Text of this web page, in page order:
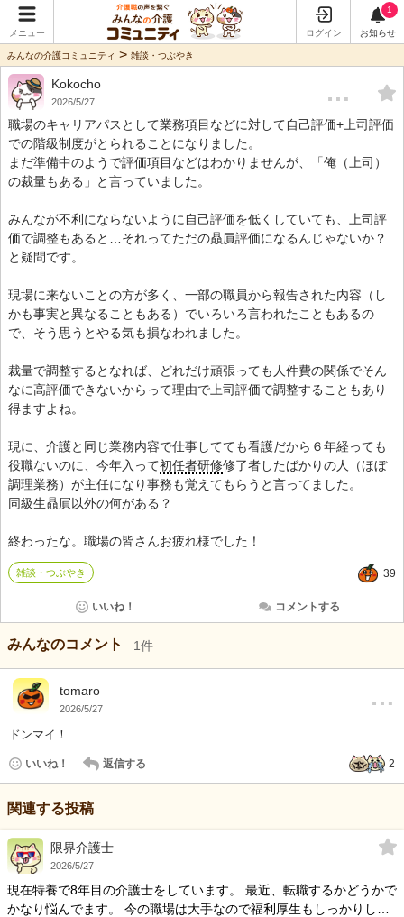
メニュー ログイン
1
お知らせ
みんなの介護コミュニティ > 雑談・つぶやき
Kokocho
2026/5/27 …
職場のキャリアパスとして業務項目などに対して自己評価+上司評価
での階級制度がとられることになりました。
まだ準備中のようで評価項目などはわかりませんが、「俺（上司）
の裁量もある」と言っていました。
みんなが不利にならないように自己評価を低くしていても、上司評
価で調整もあると…それってただの贔屓評価になるんじゃないか？
と疑問です。
現場に来ないことの方が多く、一部の職員から報告された内容（し
かも事実と異なることもある）でいろいろ言われたこともあるの
で、そう思うとやる気も損なわれました。
裁量で調整するとなれば、どれだけ頑張っても人件費の関係でそん
なに高評価できないからって理由で上司評価で調整することもあり
得ますよね。
現に、介護と同じ業務内容で仕事してても看護だから６年経っても
役職ないのに、今年入って初任者研修修了者したばかりの人（ほぼ
調理業務）が主任になり事務も覚えてもらうと言ってました。
同級生贔屓以外の何がある？
終わったな。職場の皆さんお疲れ様でした！
雑談・つぶやき 39
いいね！ コメントする
みんなのコメント 1件
tomaro
2026/5/27 …
ドンマイ！
いいね！ 返信する 2
関連する投稿
限界介護士
2026/5/27
現在特養で8年目の介護士をしています。 最近、転職するかどうかで
かなり悩んでます。 今の職場は大手なので福利厚生もしっかりして